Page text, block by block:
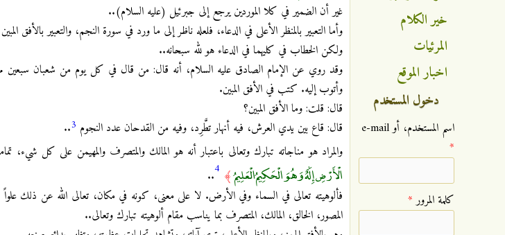
غير أن الضمير في كلا الموردين يرجع إلى جبرئيل (عليه السلام)..
وأما التعبير بالمنظر الأعلى في الدعاء، فلعله ناظر إلى ما ورد في سورة النجم، والتعبير بالأفق
ولكن الخطاب في كليهما في الدعاء هو لله سبحانه..
وقد روي عن الإمام الصادق عليه السلام، أنه قال: من قال في كل يوم من شعبان سبعين مرة:
وأتوب إليه. كتب في الأفق المبين.
قال: قلت: وما الأفق المبين؟
قال: قاع بين يدي العرش، فيه أنهار تطَّرِد، وفيه من القدحان عدد النجوم 3
..
والمراد هو مناجاته تبارك وتعالى باعتبار أنه هو المالك والمتصرف والمهيمن على كل شيء،
الْأَرْضِ إِلَٰهٌ وَهُوَ الْحَكِيمُ الْعَلِيمُ﴾ 4
..
فألوهيته تعالى في السماء وفي الأرض. لا على معنى، كونه في مكان، تعالى الله عن ذلك علواً
المصور، الخالق، المالك، المتصرف بما يناسب مقام ألوهيته تبارك وتعالى..
خير الكلام
المرئيات
اخبار الموقع
دخول المستخدم
‏اسم المستخدم، أو e-mail
*
‏كلمة المرور ‏*